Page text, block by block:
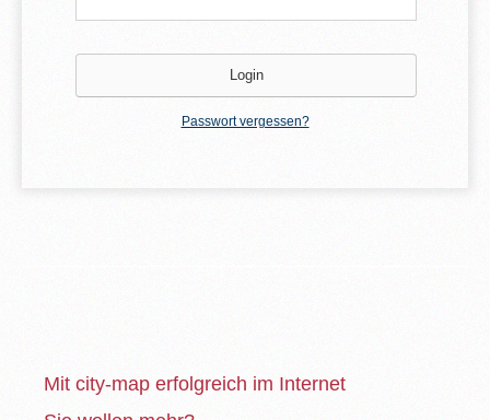
Passwort vergessen?
Mit city-map erfolgreich im Internet